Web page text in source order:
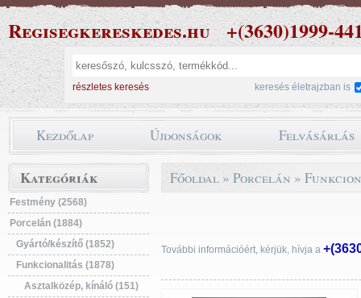
Regisegkereskedes.hu +(3630)1999-
részletes keresés keresés életrajzban is
Kezdőlap Újdonságok Felvásárlás
Kategóriák
Festmény (2568)
Porcelán (1884)
Gyártó/készítő (1852)
Funkcionalitás (1878)
Asztalközép, kínáló (151)
Főoldal » Porcelán »
További információért, kérjük, hívja a